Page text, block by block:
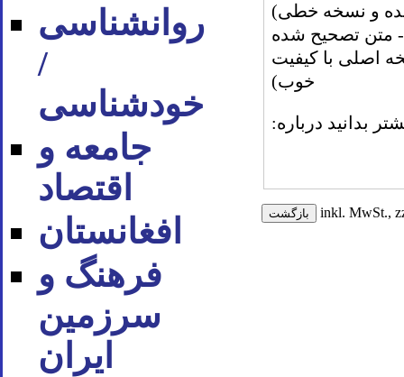
روان‪شناسی
/
خودشناسی
جامعه و
اقتصاد
افغانستان
فرهنگ و
سرزمین
ایران
و نسخه خطی)
- متن تصحیح شده
اصلی با کیفیت
خوب)
بدانید درباره:
inkl. MwSt.,